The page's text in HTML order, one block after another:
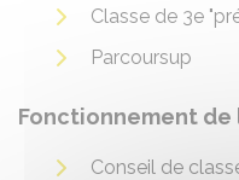
Classe de 3e
Parcoursup
Fonctionnement
Conseil de